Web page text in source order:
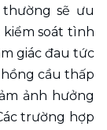
sẽ ưu
soát tình
giác đau tức
cầu thấp
ảnh hưởng
trường hợp